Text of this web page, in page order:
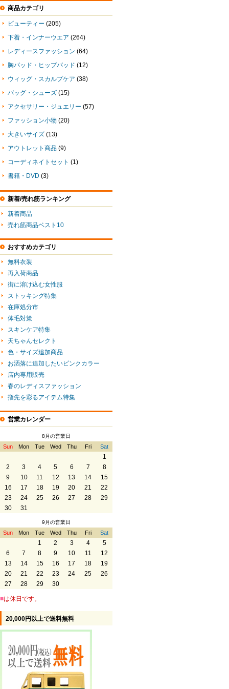
商品カテゴリ
ビューティー (205)
下着・インナーウエア (264)
レディースファッション (64)
胸パッド・ヒップパッド (12)
ウィッグ・スカルプケア (38)
バッグ・シューズ (15)
アクセサリー・ジュエリー (57)
ファッション小物 (20)
大きいサイズ (13)
アウトレット商品 (9)
コーディネイトセット (1)
書籍・DVD (3)
新着/売れ筋ランキング
新着商品
売れ筋商品ベスト10
おすすめカテゴリ
無料衣装
再入荷商品
街に溶け込む女性服
ストッキング特集
在庫処分市
体毛対策
スキンケア特集
天ちゃんセレクト
色・サイズ追加商品
お洒落に追加したいピンクカラー
店内専用販売
春のレディスファッション
指先を彩るアイテム特集
営業カレンダー
8月の営業日
Sun Mon Tue Wed Thu Fri Sat
1
2
3 4 5 6 7
8
9
10 11 12 13 14
15
16
17 18 19 20 21
22
23
24 25 26 27 28
29
30
31
9月の営業日
Sun Mon Tue Wed Thu Fri Sat
1 2 3 4
5
6
7 8 9 10 11
12
13
14 15 16 17 18
19
20
21 22 23 24 25
26
27
28 29 30
■は休日です。
20,000円以上で送料無料